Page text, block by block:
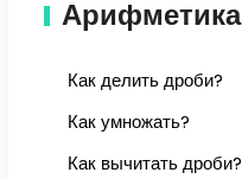
Арифметика
Как делить дроби?
Как умножать?
Как вычитать дроби?